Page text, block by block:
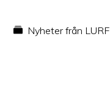
Nyheter från LURF